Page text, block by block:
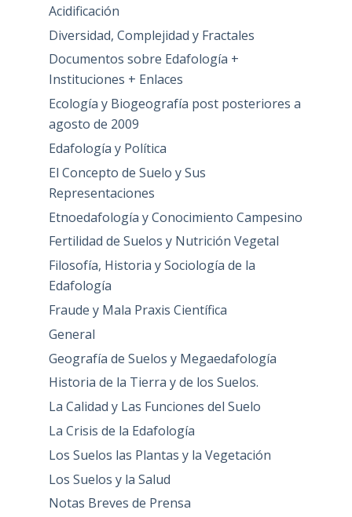
Acidificación
Diversidad, Complejidad y Fractales
Documentos sobre Edafología +
Instituciones + Enlaces
Ecología y Biogeografía post posteriores a
agosto de 2009
Edafología y Política
El Concepto de Suelo y Sus
Representaciones
Etnoedafología y Conocimiento Campesino
Fertilidad de Suelos y Nutrición Vegetal
Filosofía, Historia y Sociología de la
Edafología
Fraude y Mala Praxis Científica
General
Geografía de Suelos y Megaedafología
Historia de la Tierra y de los Suelos.
La Calidad y Las Funciones del Suelo
La Crisis de la Edafología
Los Suelos las Plantas y la Vegetación
Los Suelos y la Salud
Notas Breves de Prensa